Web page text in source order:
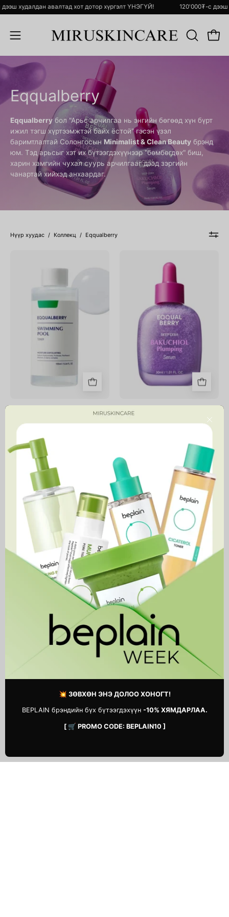
Skip
content
с дээш худалдан авалтад хот дотор хүргэлт ҮНЭГҮЙ! 120'000₮-с
Open
navigation
menu
ХАЙЛТ
ХИЙХ
💥 ЗӨВХӨН ЭНЭ ДОЛОО ХОНОГТ!
BEPLAIN брэндийн бүх бүтээгдэхүүн -10% ХЯМДАРЛАА.
[ 🛒 PROMO CODE: BEPLAIN10 ]
Close
Eqqualberry
Eqqualberryбол "Арьс арчилгаа нь энгийн бөгөөд хүн бүрт
ижил тэгш хүртээмжтэй байх ёстой" гэсэн үзэл
баримтлалтай Солонгосын Minimalist & Clean Beauty брэнд
юм. Тэд арьсыг хэт их бүтээгдэхүүнээр "бөмбөгдөх" биш,
харин хамгийн чухал суурь арчилгааг дээд зэргийн
чанартай хийхэд анхаардаг.
Нүүр хуудас / Коллекц / Eqqualberry
Pool
Swimming Pool Daily Facial
58,700 MNT
4.7
Plumping
Serum
Bakuchiol Plumping Serum
64,900 MNT
Illuminating
Serum
Vitamin Illuminating Serum
64,900 MNT
Bakuchiol
Plumping
Capsule
Cream
Bakuchiol Plumping
Capsule Cream
69,900 MNT